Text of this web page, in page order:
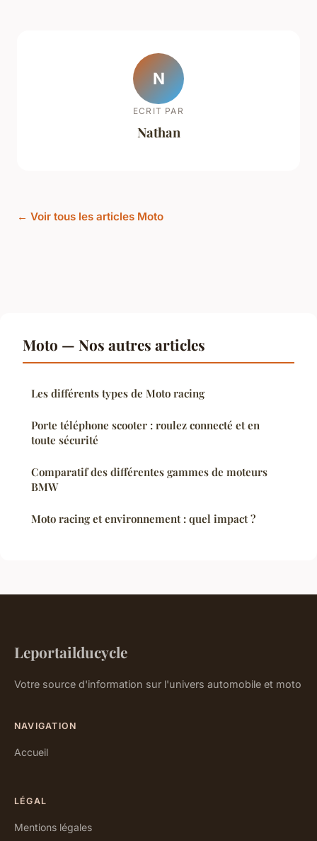
N
ECRIT PAR
Nathan
← Voir tous les articles Moto
Moto — Nos autres articles
Les différents types de Moto racing
Porte téléphone scooter : roulez connecté et en
toute sécurité
Comparatif des différentes gammes de moteurs
BMW
Moto racing et environnement : quel impact ?
Leportailducycle
Votre source d'information sur l'univers automobile et moto
NAVIGATION
Accueil
LÉGAL
Mentions légales